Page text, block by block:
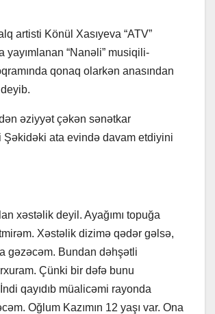
artisti Könül Xasıyeva “ATV”
yayımlanan “Nanəli” musiqili-
qonaq olarkən anasından
əziyyət çəkən sənətkar
Şəkidəki ata evində davam etdiyini
xəstəlik deyil. Ayağımı topuğa
Xəstəlik dizimə qədər gəlsə,
gəzəcəm. Bundan dəhşətli
Çünki bir dəfə bunu
qayıdıb müalicəmi rayonda
Oğlum Kazımın 12 yaşı var. Ona